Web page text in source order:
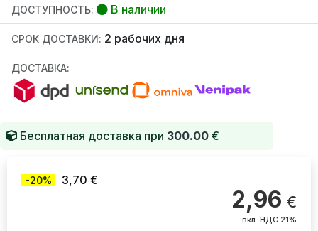
ДОСТУПНОСТЬ: В наличии
СРОК ДОСТАВКИ: 2 рабочих дня
ДОСТАВКА:
Бесплатная доставка при 300.00 €
-20% 3,70 €
2,96 €
вкл. НДС 21%